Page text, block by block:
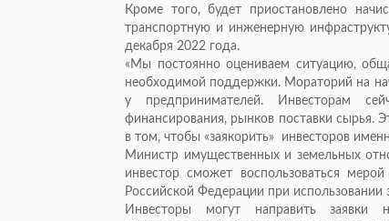
Кроме того, будет приостановлено
транспортную и инженерную
декабря 2022 года.
«Мы постоянно оцениваем ситуацию,
необходимой поддержки. Мораторий на
у предпринимателей. Инвесторам
финансирования, рынков поставки сырья.
в том, чтобы «заякорить» инвесторов
Министр имущественных и земельных
инвестор сможет воспользоваться
Российской Федерации при использовании
Инвесторы могут направить заявки